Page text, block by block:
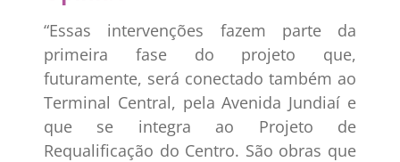
“Essas intervenções fazem parte da
primeira fase do projeto que,
futuramente, será conectado também ao
Terminal Central, pela Avenida Jundiaí e
que se integra ao Projeto de
Requalificação do Centro. São obras que